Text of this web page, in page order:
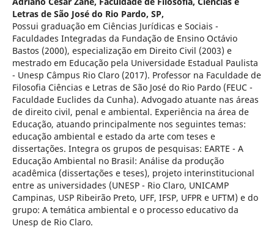
Letras de São José do Rio Pardo, SP,
Possui graduação em Ciências Jurídicas e Sociais -
Faculdades Integradas da Fundação de Ensino Octávio
Bastos (2000), especialização em Direito Civil (2003) e
mestrado em Educação pela Universidade Estadual Paulista
- Unesp Câmpus Rio Claro (2017). Professor na Faculdade de
Filosofia Ciências e Letras de São José do Rio Pardo (FEUC -
Faculdade Euclides da Cunha). Advogado atuante nas áreas
de direito civil, penal e ambiental. Experiência na área de
Educação, atuando principalmente nos seguintes temas:
educação ambiental e estado da arte com teses e
dissertações. Integra os grupos de pesquisas: EARTE - A
Educação Ambiental no Brasil: Análise da produção
acadêmica (dissertações e teses), projeto interinstitucional
entre as universidades (UNESP - Rio Claro, UNICAMP
Campinas, USP Ribeirão Preto, UFF, IFSP, UFPR e UFTM) e do
grupo: A temática ambiental e o processo educativo da
Unesp de Rio Claro.